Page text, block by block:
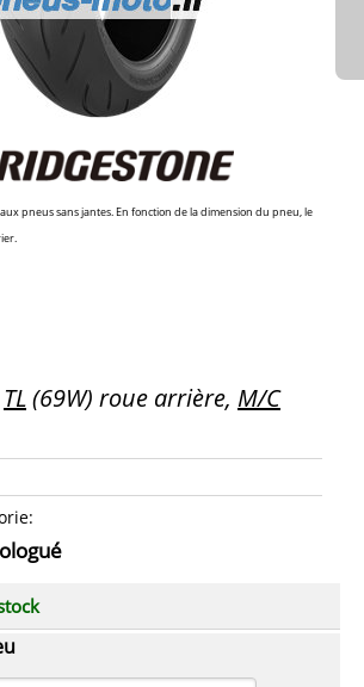
pneus sans jantes. En fonction de la dimension du pneu, le
TL(69W) roue arrière, M/C
: